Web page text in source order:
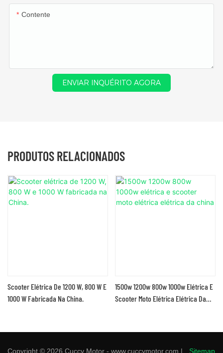
Contente
ENVIAR INQUÉRITO AGORA
PRODUTOS RELACIONADOS
Scooter Elétrica De 1200 W, 800 W E
1000 W Fabricada Na China.
1500w 1200w 800w 1000w Elétrica E
Scooter Moto Elétrica Elétrica Da
Copyright © 2026 Cuccy Motor - www.cuccymotor.com | Sitemap